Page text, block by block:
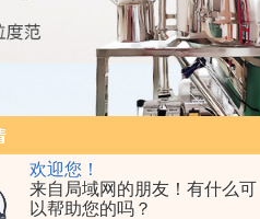
欢迎您！
来自局域网的朋友！有什么可
以帮助您的吗？